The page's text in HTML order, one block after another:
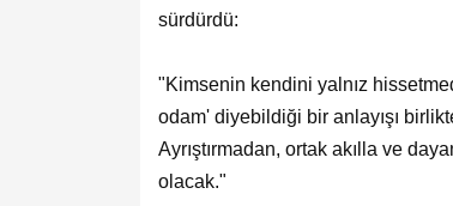
sürdürdü:
"Kimsenin kendini yalnız
odam' diyebildiği bir anlayışı
Ayrıştırmadan, ortak akılla ve
olacak."